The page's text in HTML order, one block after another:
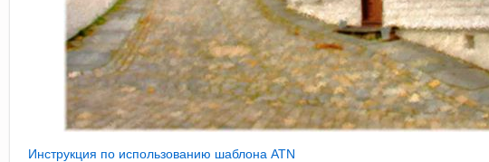
Инструкция по использованию шаблона ATN